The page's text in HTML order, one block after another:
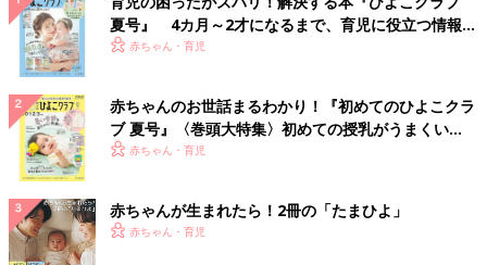
夏号』 4カ月～2才になるまで、育児に役立つ情報が
いっぱい！
赤ちゃん・育児
赤ちゃんのお世話まるわかり！『初めてのひよこクラ
ブ 夏号』〈巻頭大特集〉初めての授乳がうまくい
く！ おっぱい・ミルクの基本と夏のトラブル 解決テ
赤ちゃん・育児
赤ちゃんが生まれたら！2冊の「たまひよ」
赤ちゃん・育児